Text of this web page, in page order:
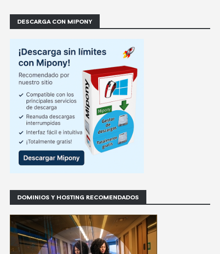
DESCARGA CON MIPONY
DOMINIOS Y HOSTING RECOMENDADOS